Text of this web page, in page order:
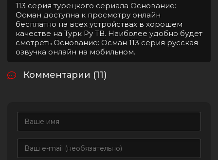
113 серия турецкого сериала Основание:
Осман доступна к просмотру онлайн
бесплатно на всех устройствах в хорошем
качестве на Турк Ру ТВ. Наиболее удобно будет
смотреть Основание: Осман 113 серия русская
озвучка онлайн на мобильном.
Комментарии (11)